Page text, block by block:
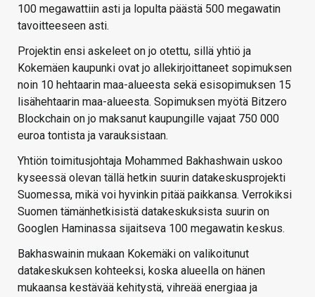
100 megawattiin asti ja lopulta päästä 500 megawatin
tavoitteeseen asti.
Projektin ensi askeleet on jo otettu, sillä yhtiö ja
Kokemäen kaupunki ovat jo allekirjoittaneet sopimuksen
noin 10 hehtaarin maa-alueesta sekä esisopimuksen 15
lisähehtaarin maa-alueesta. Sopimuksen myötä Bitzero
Blockchain on jo maksanut kaupungille vajaat 750 000
euroa tontista ja varauksistaan.
Yhtiön toimitusjohtaja Mohammed Bakhashwain uskoo
kyseessä olevan tällä hetkin suurin datakeskusprojekti
Suomessa, mikä voi hyvinkin pitää paikkansa. Verrokiksi
Suomen tämänhetkisistä datakeskuksista suurin on
Googlen Haminassa sijaitseva 100 megawatin keskus.
Bakhaswainin mukaan Kokemäki on valikoitunut
datakeskuksen kohteeksi, koska alueella on hänen
mukaansa kestävää kehitystä, vihreää energiaa ja